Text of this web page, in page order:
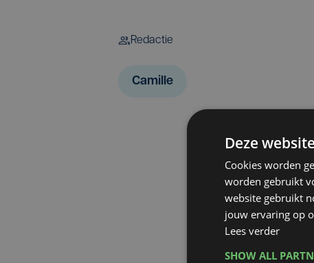
Redactie
Camille
Deze
Cookies worden
worden gebruikt
website gebruikt
jouw ervaring op
Lees verder
SHOW ALL